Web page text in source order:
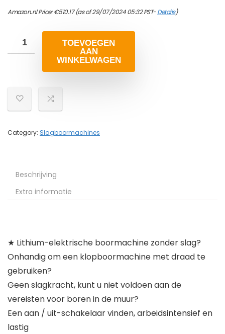
Amazon.nl Price:€510.17(as of 29/07/2024 05:32 PST-Details)
TOEVOEGEN
AAN
WINKELWAGEN
Category: Slagboormachines
Beschrijving
Extra informatie
★ Lithium-elektrische boormachine zonder slag?
Onhandig om een klopboormachine met draad te
gebruiken?
Geen slagkracht, kunt u niet voldoen aan de
vereisten voor boren in de muur?
Een aan / uit-schakelaar vinden, arbeidsintensief en
lastig